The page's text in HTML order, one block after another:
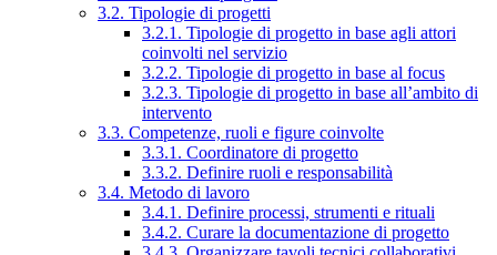
3.2. Tipologie di progetti
3.2.1. Tipologie di progetto in base agli attori
coinvolti nel servizio
3.2.2. Tipologie di progetto in base al focus
3.2.3. Tipologie di progetto in base all’ambito di
intervento
3.3. Competenze, ruoli e figure coinvolte
3.3.1. Coordinatore di progetto
3.3.2. Definire ruoli e responsabilità
3.4. Metodo di lavoro
3.4.1. Definire processi, strumenti e rituali
3.4.2. Curare la documentazione di progetto